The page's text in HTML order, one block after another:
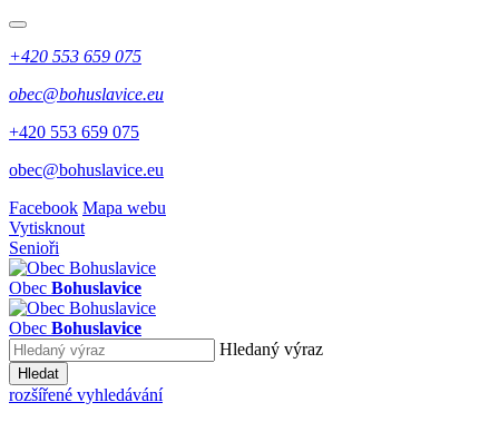
+420 553 659 075
obec@bohuslavice.eu
+420 553 659 075
obec@bohuslavice.eu
Facebook Mapa webu
Vytisknout
Senioři
Obec Bohuslavice
Obec Bohuslavice
Hledaný výraz
Hledat
rozšířené vyhledávání